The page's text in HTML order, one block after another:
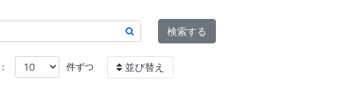
検索する
件ずつ 並び替え